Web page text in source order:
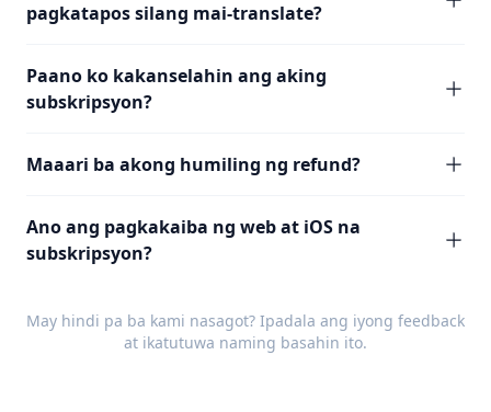
pagkatapos silang mai-translate?
Paano ko kakanselahin ang aking
subskripsyon?
Maaari ba akong humiling ng refund?
Ano ang pagkakaiba ng web at iOS na
subskripsyon?
May hindi pa ba kami nasagot? Ipadala ang iyong feedback
at ikatutuwa naming basahin ito.